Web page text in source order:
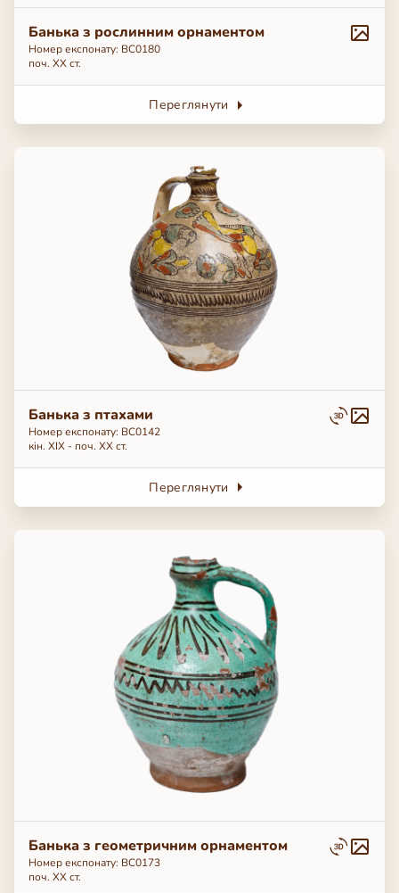
Банька з рослинним орнаментом
Номер експонату: ВС0180
поч. ХХ ст.
Переглянути
Банька з птахами
Номер експонату: ВС0142
кін. ХІХ - поч. ХХ ст.
Переглянути
Банька з геометричним орнаментом
Номер експонату: ВС0173
поч. ХХ ст.